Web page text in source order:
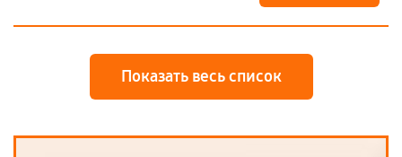
Показать весь список